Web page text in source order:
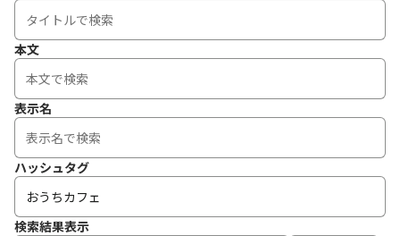
本文
表示名
ハッシュタグ
検索結果表示